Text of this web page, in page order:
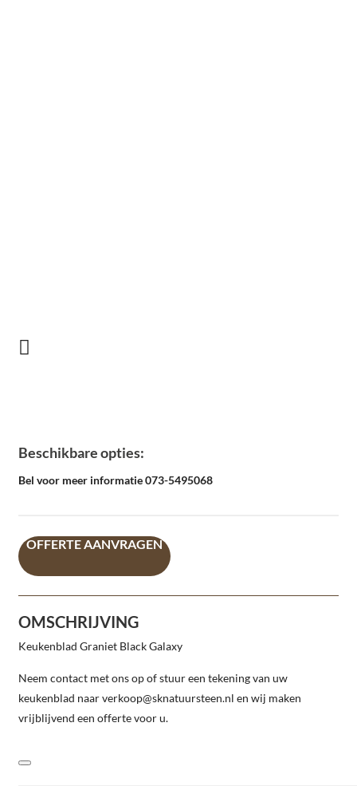
Beschikbare opties:
Bel voor meer informatie 073-5495068
OFFERTE AANVRAGEN
OMSCHRIJVING
Keukenblad Graniet Black Galaxy
Neem contact met ons op of stuur een tekening van uw
keukenblad naar verkoop@sknatuursteen.nl en wij maken
vrijblijvend een offerte voor u.